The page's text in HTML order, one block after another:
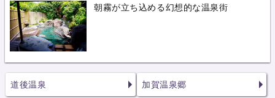
朝霧が立ち込める幻想的な温泉街
道後温泉 加賀温泉郷